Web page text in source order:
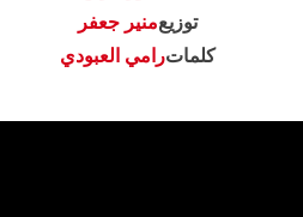
توزيعمنير جعفر
كلماترامي العبودي